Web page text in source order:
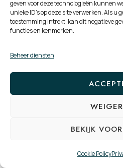
geven voor deze technologieën kunnen
unieke ID's op deze site verwerken. Als u
toestemming intrekt, kan dit negatieve
functies en kenmerken.
Beheer diensten
BEKIJK
Cookie Policy
Als plaats van levering
consument aan het bedrijf
dit artikel is vermeld, zal
binnen 30 dagen
ondervindt, of indien een
ontvangt de consument